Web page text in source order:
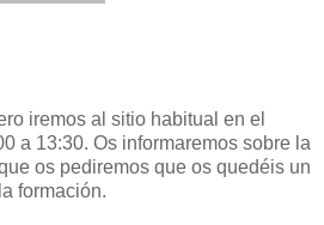
iremos al sitio habitual en el
a 13:30. Os informaremos sobre la
os pediremos que os quedéis un
formación.